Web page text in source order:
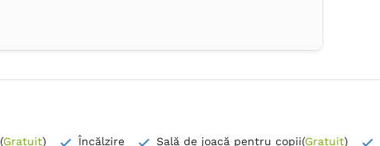
(Gratuit) Încălzire Sală de joacă pentru copii(Gratuit)